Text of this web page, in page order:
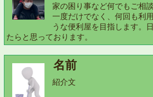
家の困り事など何でもご相
一度だけでなく、何回も利
うな便利屋を目指します。
たらと思っております。
名前
紹介文